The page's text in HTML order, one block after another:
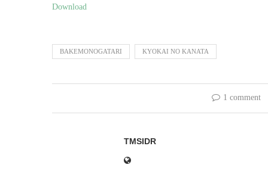
Download
BAKEMONOGATARI KYOKAI NO KANATA
1 comment
TMSIDR